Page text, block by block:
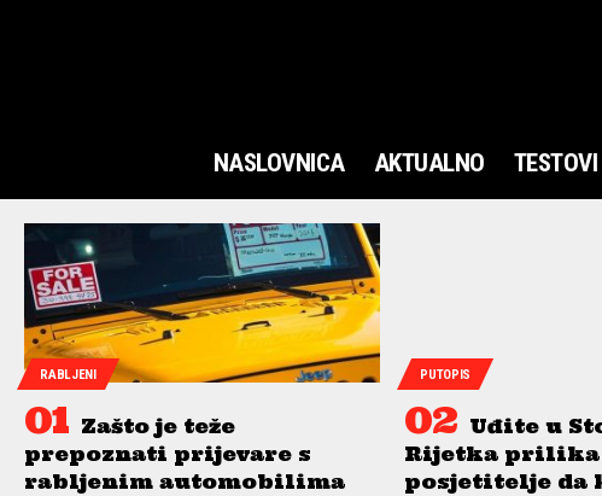
NASLOVNICA AKTUALNO TESTOVI
RABLJENI
Zašto je teže
prepoznati prijevare s
rabljenim automobilima
PUTOPIS
Uđite u
Rijetka prilika
posjetitelje da